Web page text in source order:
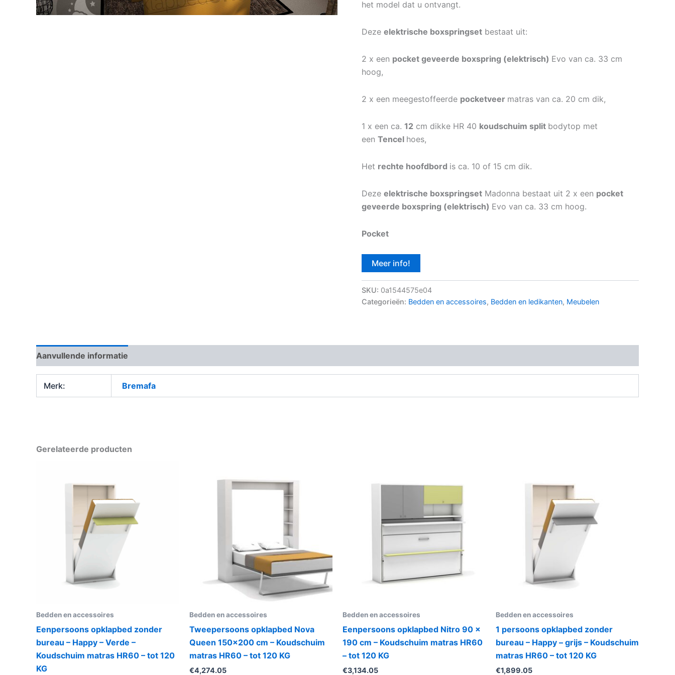
het model dat u ontvangt.
Deze elektrische boxspringset bestaat uit:
2 x een pocket geveerde boxspring (elektrisch) Evo van ca. 33 cm
hoog,
2 x een meegestoffeerde pocketveer matras van ca. 20 cm dik,
1 x een ca. 12 cm dikke HR 40 koudschuim split bodytop met
een Tencel hoes,
Het rechte hoofdbord is ca. 10 of 15 cm dik.
Deze elektrische boxspringset Madonna bestaat uit 2 x een pocket
geveerde boxspring (elektrisch) Evo van ca. 33 cm hoog.
Pocket
Meer info!
SKU: 0a1544575e04
Categorieën: Bedden en accessoires, Bedden en ledikanten, Meubelen
Aanvullende informatie
Merk: Bremafa
Gerelateerde producten
Bedden en accessoires
Eenpersoons opklapbed zonder
bureau – Happy – Verde –
Koudschuim matras HR60 – tot 120
KG
Bedden en accessoires
Tweepersoons opklapbed Nova
Queen 150×200 cm – Koudschuim
matras HR60 – tot 120 KG
€4,274.05
Bedden en accessoires
Eenpersoons opklapbed Nitro 90 x
190 cm – Koudschuim matras HR60
– tot 120 KG
€3,134.05
Bedden en accessoires
1 persoons opklapbed zonder
bureau – Happy – grijs – Koudschuim
matras HR60 – tot 120 KG
€1,899.05